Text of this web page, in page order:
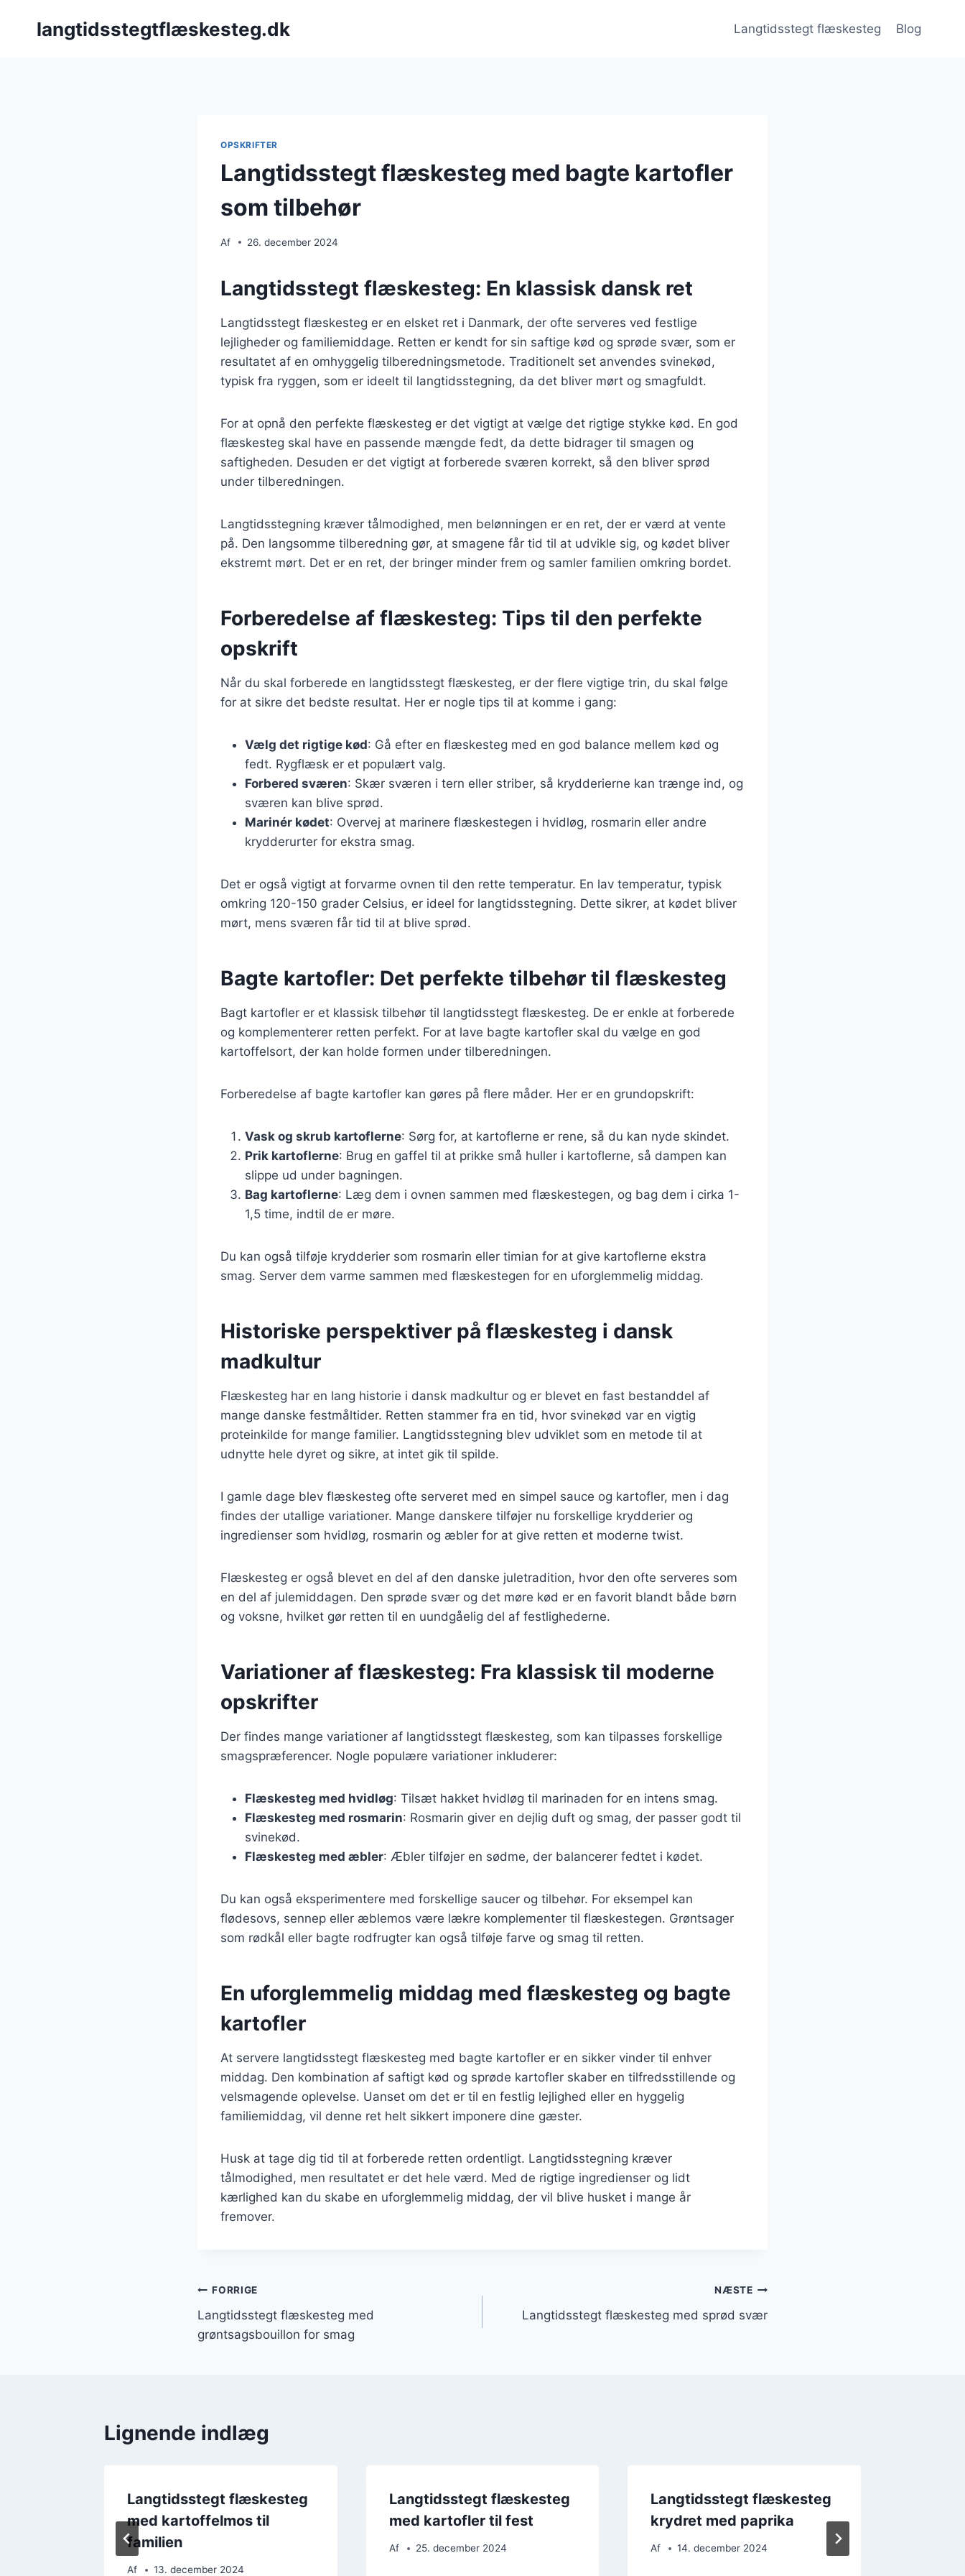
langtidsstegtflæskesteg.dk Langtidsstegt flæskesteg Blog
OPSKRIFTER
Langtidsstegt flæskesteg med bagte kartofler
som tilbehør
Af 26. december 2024
Langtidsstegt flæskesteg: En klassisk dansk ret
Langtidsstegt flæskesteg er en elsket ret i Danmark, der ofte serveres ved festlige
lejligheder og familiemiddage. Retten er kendt for sin saftige kød og sprøde svær, som er
resultatet af en omhyggelig tilberedningsmetode. Traditionelt set anvendes svinekød,
typisk fra ryggen, som er ideelt til langtidsstegning, da det bliver mørt og smagfuldt.
For at opnå den perfekte flæskesteg er det vigtigt at vælge det rigtige stykke kød. En god
flæskesteg skal have en passende mængde fedt, da dette bidrager til smagen og
saftigheden. Desuden er det vigtigt at forberede sværen korrekt, så den bliver sprød
under tilberedningen.
Langtidsstegning kræver tålmodighed, men belønningen er en ret, der er værd at vente
på. Den langsomme tilberedning gør, at smagene får tid til at udvikle sig, og kødet bliver
ekstremt mørt. Det er en ret, der bringer minder frem og samler familien omkring bordet.
Forberedelse af flæskesteg: Tips til den perfekte
opskrift
Når du skal forberede en langtidsstegt flæskesteg, er der flere vigtige trin, du skal følge
for at sikre det bedste resultat. Her er nogle tips til at komme i gang:
Vælg det rigtige kød: Gå efter en flæskesteg med en god balance mellem kød og
fedt. Rygflæsk er et populært valg.
Forbered sværen: Skær sværen i tern eller striber, så krydderierne kan trænge ind, og
sværen kan blive sprød.
Marinér kødet: Overvej at marinere flæskestegen i hvidløg, rosmarin eller andre
krydderurter for ekstra smag.
Det er også vigtigt at forvarme ovnen til den rette temperatur. En lav temperatur, typisk
omkring 120-150 grader Celsius, er ideel for langtidsstegning. Dette sikrer, at kødet bliver
mørt, mens sværen får tid til at blive sprød.
Bagte kartofler: Det perfekte tilbehør til flæskesteg
Bagt kartofler er et klassisk tilbehør til langtidsstegt flæskesteg. De er enkle at forberede
og komplementerer retten perfekt. For at lave bagte kartofler skal du vælge en god
kartoffelsort, der kan holde formen under tilberedningen.
Forberedelse af bagte kartofler kan gøres på flere måder. Her er en grundopskrift:
Vask og skrub kartoflerne: Sørg for, at kartoflerne er rene, så du kan nyde skindet.
Prik kartoflerne: Brug en gaffel til at prikke små huller i kartoflerne, så dampen kan
slippe ud under bagningen.
Bag kartoflerne: Læg dem i ovnen sammen med flæskestegen, og bag dem i cirka 1-
1,5 time, indtil de er møre.
Du kan også tilføje krydderier som rosmarin eller timian for at give kartoflerne ekstra
smag. Server dem varme sammen med flæskestegen for en uforglemmelig middag.
Historiske perspektiver på flæskesteg i dansk
madkultur
Flæskesteg har en lang historie i dansk madkultur og er blevet en fast bestanddel af
mange danske festmåltider. Retten stammer fra en tid, hvor svinekød var en vigtig
proteinkilde for mange familier. Langtidsstegning blev udviklet som en metode til at
udnytte hele dyret og sikre, at intet gik til spilde.
I gamle dage blev flæskesteg ofte serveret med en simpel sauce og kartofler, men i dag
findes der utallige variationer. Mange danskere tilføjer nu forskellige krydderier og
ingredienser som hvidløg, rosmarin og æbler for at give retten et moderne twist.
Flæskesteg er også blevet en del af den danske juletradition, hvor den ofte serveres som
en del af julemiddagen. Den sprøde svær og det møre kød er en favorit blandt både børn
og voksne, hvilket gør retten til en uundgåelig del af festlighederne.
Variationer af flæskesteg: Fra klassisk til moderne
opskrifter
Der findes mange variationer af langtidsstegt flæskesteg, som kan tilpasses forskellige
smagspræferencer. Nogle populære variationer inkluderer:
Flæskesteg med hvidløg: Tilsæt hakket hvidløg til marinaden for en intens smag.
Flæskesteg med rosmarin: Rosmarin giver en dejlig duft og smag, der passer godt til
svinekød.
Flæskesteg med æbler: Æbler tilføjer en sødme, der balancerer fedtet i kødet.
Du kan også eksperimentere med forskellige saucer og tilbehør. For eksempel kan
flødesovs, sennep eller æblemos være lækre komplementer til flæskestegen. Grøntsager
som rødkål eller bagte rodfrugter kan også tilføje farve og smag til retten.
En uforglemmelig middag med flæskesteg og bagte
kartofler
At servere langtidsstegt flæskesteg med bagte kartofler er en sikker vinder til enhver
middag. Den kombination af saftigt kød og sprøde kartofler skaber en tilfredsstillende og
velsmagende oplevelse. Uanset om det er til en festlig lejlighed eller en hyggelig
familiemiddag, vil denne ret helt sikkert imponere dine gæster.
Husk at tage dig tid til at forberede retten ordentligt. Langtidsstegning kræver
tålmodighed, men resultatet er det hele værd. Med de rigtige ingredienser og lidt
kærlighed kan du skabe en uforglemmelig middag, der vil blive husket i mange år
fremover.
Indlægsnavigation
FORRIGE
Langtidsstegt flæskesteg med
grøntsagsbouillon for smag
NÆSTE
Langtidsstegt flæskesteg med sprød svær
Lignende indlæg
Langtidsstegt flæskesteg
med kartoffelmos til
familien
Af 13. december 2024
Langtidsstegt flæskesteg
med kartofler til fest
Af 25. december 2024
Langtidsstegt flæskesteg
krydret med paprika
Af 14. december 2024